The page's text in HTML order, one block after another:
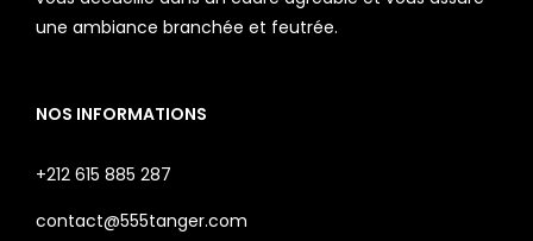
une ambiance branchée et feutrée.
NOS INFORMATIONS
+212 615 885 287
contact@555tanger.com